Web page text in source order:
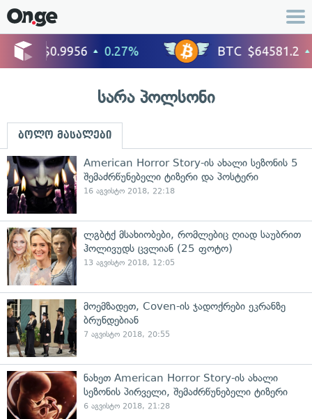
სარა პოლსონი
ბოლო მასალები
American Horror Story-ის ახალი სეზონის 5
შემაძრწუნებელი ტიზერი და პოსტერი
16 აგვისტო 2018, 22:18
ლგბტქ მსახიობები, რომლებიც ღიად საუბრით
ჰოლივუდს ცვლიან (25 ფოტო)
13 აგვისტო 2018, 12:05
მოემზადეთ, Coven-ის ჯადოქრები ეკრანზე
ბრუნდებიან
7 აგვისტო 2018, 20:55
ნახეთ American Horror Story-ის ახალი
სეზონის პირველი, შემაძრწუნებელი ტიზერი
6 აგვისტო 2018, 21:28